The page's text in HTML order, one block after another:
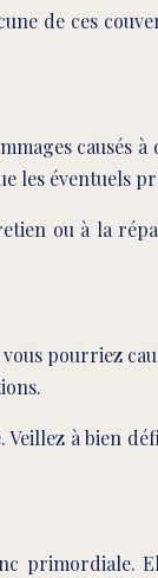
de ces
causés
les éventuels
ou à la
pourriez
à bien
primordiale.